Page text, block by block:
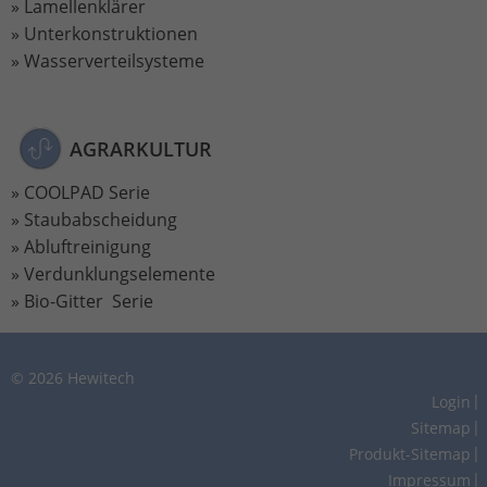
Lamellenklärer
Unterkonstruktionen
Wasserverteilsysteme
AGRARKULTUR
COOLPAD Serie
Staubabscheidung
Abluftreinigung
Verdunklungselemente
Bio-Gitter Serie
© 2026 Hewitech
Login
Sitemap
Produkt-Sitemap
Impressum